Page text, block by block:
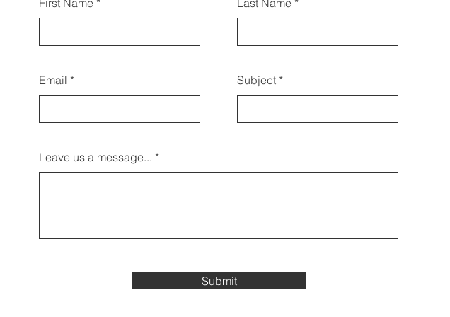
Formular kontaktieren:
First Name
Email
Last Name
Subject
Leave us a message...
Submit